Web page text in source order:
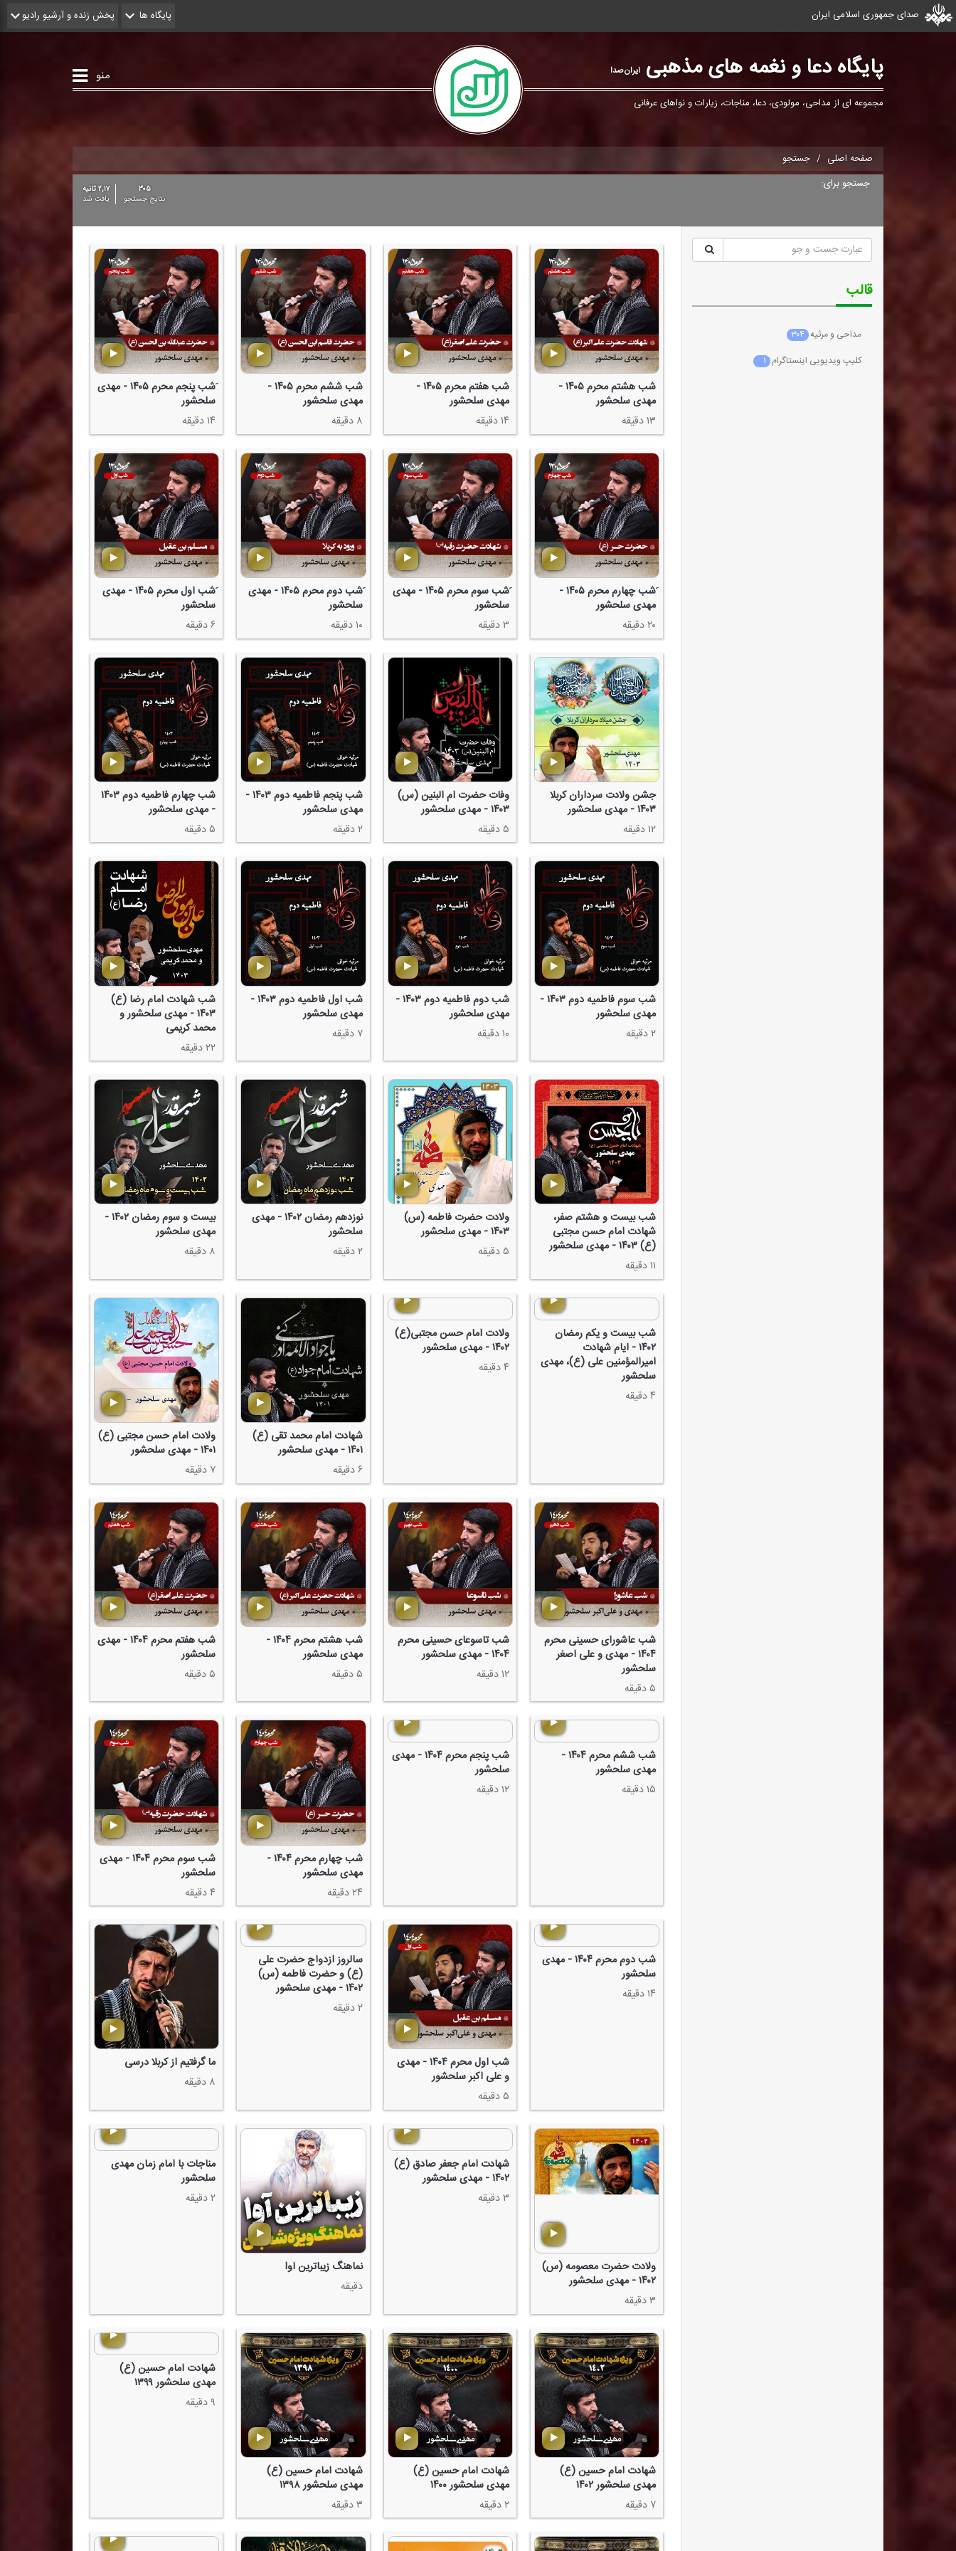
صدای جمهوری اسلامی ایران پایگاه ها پخش زنده و آرشیو رادیو
پایگاه دعا و نغمه های مذهبی ایران‌صدا منو
مجموعه ای از مداحی، مولودی، دعا، مناجات، زیارات و نواهای عرفانی
صفحه اصلی
جستجو
جستجو برای:
۳۰۵
نتایج جستجو
۲,۱۷ ثانیه
یافت شد
قالب
مداحی و مرثیه ۳۰۴
کلیپ ویدیویی اینستاگرام ۱
شب هشتم محرم ۱۴۰۵ -
مهدی سلحشور
۱۳ دقیقه
شب هفتم محرم ۱۴۰۵ -
مهدی سلحشور
۱۴ دقیقه
شب ششم محرم ۱۴۰۵ -
مهدی سلحشور
۸ دقیقه
َشب پنجم محرم ۱۴۰۵ - مهدی
سلحشور
۱۴ دقیقه
َشب چهارم محرم ۱۴۰۵ -
مهدی سلحشور
۲۰ دقیقه
َشب سوم محرم ۱۴۰۵ - مهدی
سلحشور
۳ دقیقه
َشب دوم محرم ۱۴۰۵ - مهدی
سلحشور
۱۰ دقیقه
َشب اول محرم ۱۴۰۵ - مهدی
سلحشور
۶ دقیقه
جشن ولادت سرداران كربلا
۱۴۰۳ - مهدی سلحشور
۱۲ دقیقه
وفات حضرت ام البنین (س)
۱۴۰۳ - مهدی سلحشور
۵ دقیقه
شب پنجم فاطمیه دوم ۱۴۰۳ -
مهدی سلحشور
۲ دقیقه
شب چهارم فاطمیه دوم ۱۴۰۳
- مهدی سلحشور
۵ دقیقه
شب سوم فاطمیه دوم ۱۴۰۳ -
مهدی سلحشور
۲ دقیقه
شب دوم فاطمیه دوم ۱۴۰۳ -
مهدی سلحشور
۱۰ دقیقه
شب اول فاطمیه دوم ۱۴۰۳ -
مهدی سلحشور
۷ دقیقه
شب شهادت امام رضا (ع)
۱۴۰۳ - مهدی سلحشور و
محمد كریمی
۲۲ دقیقه
شب بیست و هشتم صفر،
شهادت امام حسن مجتبی
(ع) ۱۴۰۳ - مهدی سلحشور
۱۱ دقیقه
ولادت حضرت فاطمه (س)
۱۴۰۳ - مهدی سلحشور
۵ دقیقه
نوزدهم رمضان ۱۴۰۲ - مهدی
سلحشور
۲ دقیقه
بیست و سوم رمضان ۱۴۰۲ -
مهدی سلحشور
۸ دقیقه
شب بیست و یكم رمضان
۱۴۰۲ - ایام شهادت
امیرالمؤمنین علی (ع)، مهدی
سلحشور
۴ دقیقه
ولادت امام حسن مجتبی(ع)
۱۴۰۲ - مهدی سلحشور
۴ دقیقه
شهادت امام محمد تقی (ع)
۱۴۰۱ - مهدی سلحشور
۶ دقیقه
ولادت امام حسن مجتبی (ع)
۱۴۰۱ - مهدی سلحشور
۷ دقیقه
شب عاشورای حسینی محرم
۱۴۰۴ - مهدی و علی اصغر
سلحشور
۵ دقیقه
شب تاسوعای حسینی محرم
۱۴۰۴ - مهدی سلحشور
۱۲ دقیقه
شب هشتم محرم ۱۴۰۴ -
مهدی سلحشور
۵ دقیقه
شب هفتم محرم ۱۴۰۴ - مهدی
سلحشور
۵ دقیقه
شب ششم محرم ۱۴۰۴ -
مهدی سلحشور
۱۵ دقیقه
شب پنجم محرم ۱۴۰۴ - مهدی
سلحشور
۱۲ دقیقه
شب چهارم محرم ۱۴۰۴ -
مهدی سلحشور
۲۴ دقیقه
شب سوم محرم ۱۴۰۴ - مهدی
سلحشور
۴ دقیقه
شب دوم محرم ۱۴۰۴ - مهدی
سلحشور
۱۴ دقیقه
شب اول محرم ۱۴۰۴ - مهدی
و علی اكبر سلحشور
۵ دقیقه
سالروز ازدواج حضرت علی
(ع) و حضرت فاطمه (س)
۱۴۰۲ - مهدی سلحشور
۲ دقیقه
ما گرفتیم از كربلا درسی
۸ دقیقه
ولادت حضرت معصومه (س)
۱۴۰۲ - مهدی سلحشور
۳ دقیقه
شهادت امام جعفر صادق (ع)
۱۴۰۲ - مهدی سلحشور
۳ دقیقه
نماهنگ زیباترین آوا
دقیقه
مناجات با امام زمان مهدی
سلحشور
۲ دقیقه
شهادت امام حسین (ع)
مهدی سلحشور ۱۴۰۲
۷ دقیقه
شهادت امام حسین (ع)
مهدی سلحشور ۱۴۰۰
۲ دقیقه
شهادت امام حسین (ع)
مهدی سلحشور ۱۳۹۸
۳ دقیقه
شهادت امام حسین (ع)
مهدی سلحشور ۱۳۹۹
۹ دقیقه